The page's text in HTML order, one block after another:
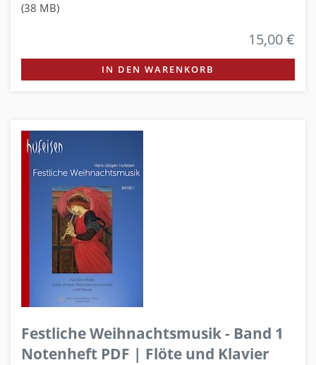
(38 MB)
15,00 €
IN DEN WARENKORB
Festliche Weihnachtsmusik - Band 1
Notenheft PDF | Flöte und Klavier